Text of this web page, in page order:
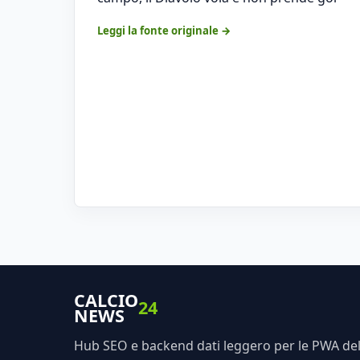
Leggi la fonte originale →
CALCIO
NEWS 24
Hub SEO e backend dati leggero per le PWA